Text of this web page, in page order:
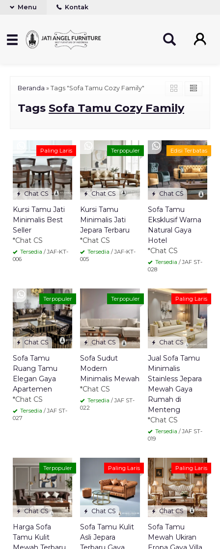
Menu Kontak
Beranda » Tags "Sofa Tamu Cozy Family"
Tags Sofa Tamu Cozy Family
Chat CS
Paling Laris
Kursi Tamu Jati
Minimalis Best
Seller
*Chat CS
Tersedia / JAF-KT-
006
Chat CS
Terpopuler
Kursi Tamu
Minimalis Jati
Jepara Terbaru
*Chat CS
Tersedia / JAF-KT-
005
Chat CS
Edisi Terbatas
Sofa Tamu
Eksklusif Warna
Natural Gaya
Hotel
*Chat CS
Tersedia / JAF ST-
028
Chat CS
Terpopuler
Sofa Tamu
Ruang Tamu
Elegan Gaya
Apartemen
*Chat CS
Tersedia / JAF ST-
027
Chat CS
Terpopuler
Sofa Sudut
Modern
Minimalis Mewah
*Chat CS
Tersedia / JAF ST-
022
Chat CS
Paling Laris
Jual Sofa Tamu
Minimalis
Stainless Jepara
Mewah Gaya
Rumah di
Menteng
*Chat CS
Tersedia / JAF ST-
019
Chat CS
Terpopuler
Harga Sofa
Tamu Kulit
Chat CS
Paling Laris
Sofa Tamu Kulit
Asli Jepara
Chat CS
Paling Laris
Sofa Tamu
Mewah Ukiran